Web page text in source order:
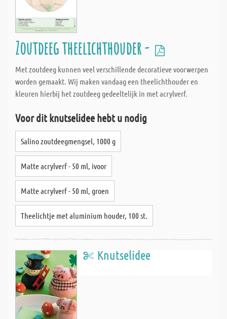
Zoutdeeg theelichthouder -
Met zoutdeeg kunnen veel verschillende decoratieve voorwerpen
worden gemaakt. Wij maken vandaag een theelichthouder en
kleuren hierbij het zoutdeeg gedeeltelijk in met acrylverf.
Voor dit knutselidee hebt u nodig
Salino zoutdeegmengsel, 1000 g
Matte acrylverf - 50 ml, ivoor
Matte acrylverf - 50 ml, groen
Theelichtje met aluminium houder, 100 st.
Knutselidee